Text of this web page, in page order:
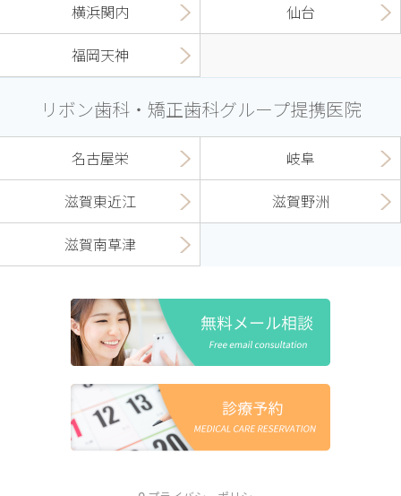
横浜関内
仙台
福岡天神
リボン歯科・矯正歯科グループ提携医院
名古屋栄
岐阜
滋賀東近江
滋賀野洲
滋賀南草津